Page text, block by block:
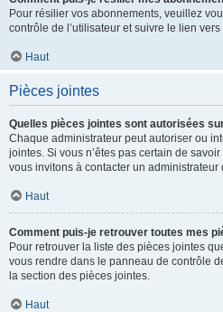
Pour résilier vos abonnements, veuillez
contrôle de l’utilisateur et suivre le lien
Haut
Pièces jointes
Quelles pièces jointes sont autorisées
Chaque administrateur peut autoriser ou
jointes. Si vous n’êtes pas certain de
vous invitons à contacter un administrateur
Haut
Comment puis-je retrouver toutes mes
Pour retrouver la liste des pièces jointes
vous rendre dans le panneau de contrôle
la section des pièces jointes.
Haut